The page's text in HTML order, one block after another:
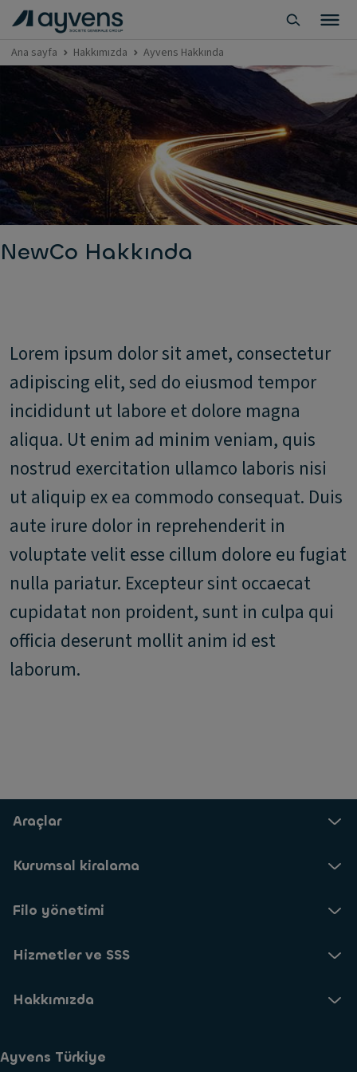
Ana sayfa Hakkımızda Ayvens Hakkında
NewCo Hakkında
Lorem ipsum dolor sit amet, consectetur
adipiscing elit, sed do eiusmod tempor
incididunt ut labore et dolore magna
aliqua. Ut enim ad minim veniam, quis
nostrud exercitation ullamco laboris nisi
ut aliquip ex ea commodo consequat. Duis
aute irure dolor in reprehenderit in
voluptate velit esse cillum dolore eu fugiat
nulla pariatur. Excepteur sint occaecat
cupidatat non proident, sunt in culpa qui
officia deserunt mollit anim id est
laborum.
Araçlar
Kurumsal kiralama
Filo yönetimi
Hizmetler ve SSS
Hakkımızda
Ayvens Türkiye